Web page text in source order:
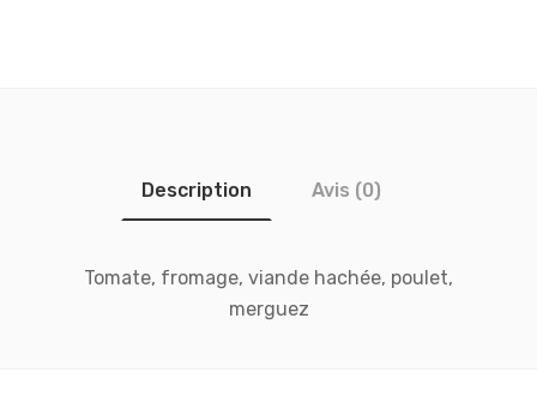
Description Avis (0)
Tomate, fromage, viande hachée, poulet,
merguez